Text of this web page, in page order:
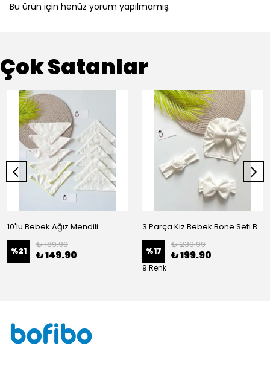
Bu ürün için henüz yorum yapılmamış.
Çok Satanlar
10'lu Bebek Ağız Mendili
%21
₺ 189.90
₺ 149.90
3 Parça Kız Bebek Bone Seti BN02 - Beyaz
%17
₺ 239.99
₺ 199.90
9 Renk